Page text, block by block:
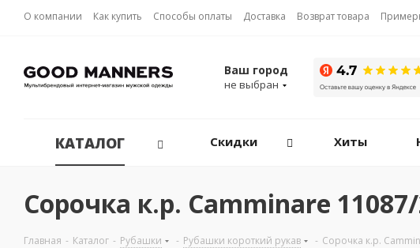
О компании Как купить Способы оплаты Доставка Возврат товара
Ваш город
не выбран
КАТАЛОГ Скидки Хиты
Сорочка к.р. Camminare
Главная - Каталог - Рубашки - Рубашки короткий рукав - Сорочка к.р.